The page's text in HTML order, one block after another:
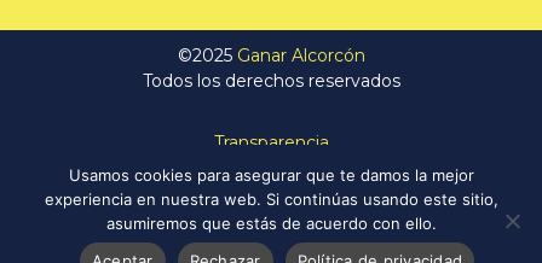
©2025 Ganar Alcorcón
Todos los derechos reservados
Transparencia
Política de Privacidad
Aviso Legal
Política de Cookies
Usamos cookies para asegurar que te damos la mejor
experiencia en nuestra web. Si continúas usando este sitio,
asumiremos que estás de acuerdo con ello.